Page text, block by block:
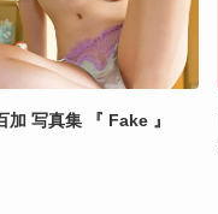
加 写真集 『 Fake 』